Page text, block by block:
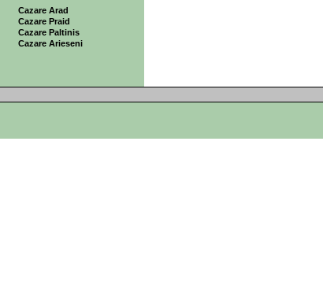
Cazare Arad
Cazare Praid
Cazare Paltinis
Cazare Arieseni